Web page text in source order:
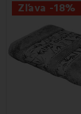
Zľava -18%